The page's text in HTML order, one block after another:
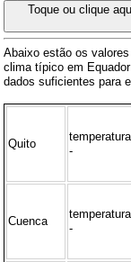
Toque ou clique
Abaixo estão os
clima típico em
dados suficientes para
Quito
-
Cuenca
-